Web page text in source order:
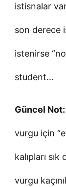
istisnalar
son derece
istenirse
student…
Güncel Not:
vurgu için
kalıpları
vurgu